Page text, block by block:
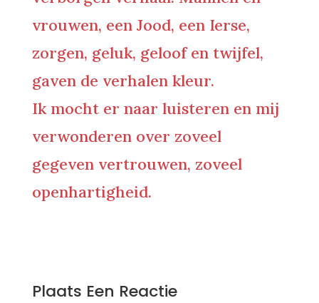
vrouwen, een Jood, een Ierse,
zorgen, geluk, geloof en twijfel,
gaven de verhalen kleur.
Ik mocht er naar luisteren en mij
verwonderen over zoveel
gegeven vertrouwen, zoveel
openhartigheid.
Plaats Een Reactie